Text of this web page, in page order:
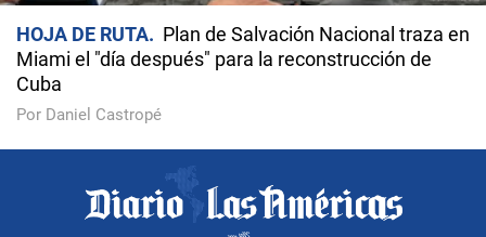
HOJA DE RUTA
Plan de Salvación Nacional traza en
Miami el "día después" para la reconstrucción de
Cuba
Por Daniel Castropé